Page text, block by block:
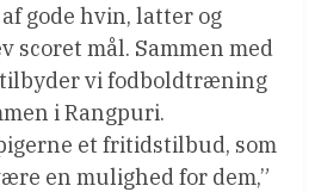
gode hvin, latter og
scoret mål. Sammen med
vi fodboldtræning
i Rangpuri.
et fritidstilbud, som
en mulighed for dem,”